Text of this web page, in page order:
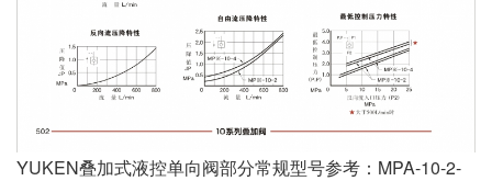
YUKEN叠加式液控单向阀部分常规型号参考：MPA-10-2-